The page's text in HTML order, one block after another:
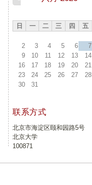
日 一 二 三 四 五
2
3 4 5 6 7
9
10 11 12 13 14
16
17 18 19 20 21
23
24 25 26 27 28
30
31
联系方式
北京市海淀区颐和园路5号
北京大学
100871